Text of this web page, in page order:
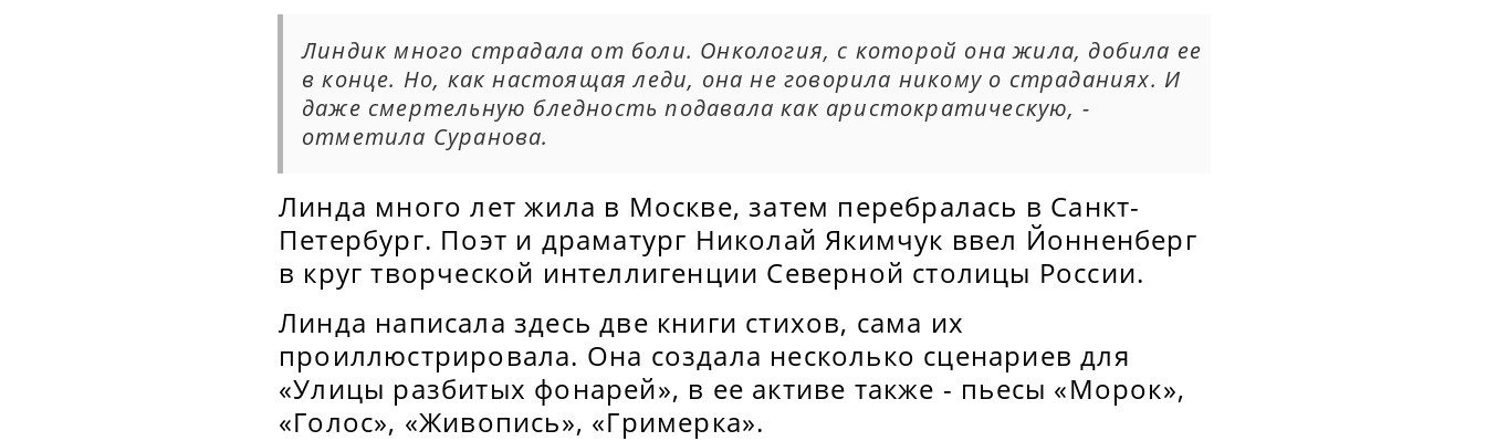
Линдик много страдала от боли. Онкология, с которой она жила, добила ее
в конце. Но, как настоящая леди, она не говорила никому о страданиях. И
даже смертельную бледность подавала как аристократическую, -
отметила Суранова.
Линда много лет жила в Москве, затем перебралась в Санкт-
Петербург. Поэт и драматург Николай Якимчук ввел Йонненберг
в круг творческой интеллигенции Северной столицы России.
Линда написала здесь две книги стихов, сама их
проиллюстрировала. Она создала несколько сценариев для
«Улицы разбитых фонарей», в ее активе также - пьесы «Морок»,
«Голос», «Живопись», «Гримерка».